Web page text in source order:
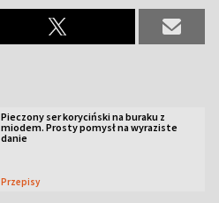
Pieczony ser koryciński na buraku z
miodem. Prosty pomysł na wyraziste
danie
Przepisy